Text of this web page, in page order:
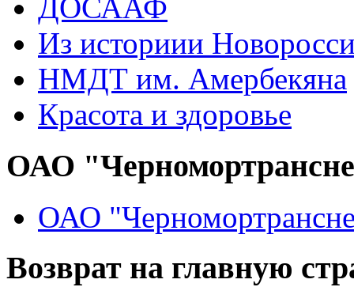
ДОСААФ
Из историии
НМДТ им. Амербекяна
Красота и здоровье
ОАО
ОАО
Возврат на главную